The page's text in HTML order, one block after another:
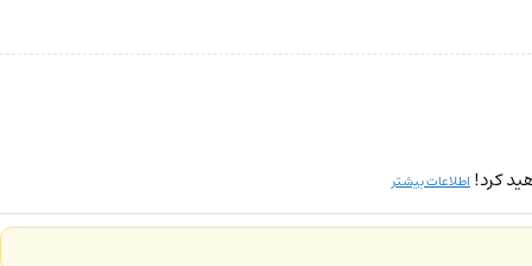
کرد! اطلاعات بیشتر